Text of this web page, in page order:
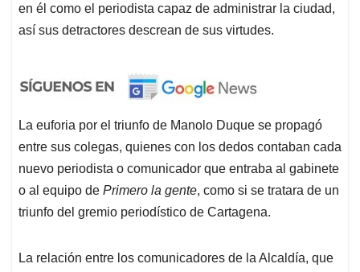
en él como el periodista capaz de administrar la ciudad,
así sus detractores descrean de sus virtudes.
La euforia por el triunfo de Manolo Duque se propagó
entre sus colegas, quienes con los dedos contaban cada
nuevo periodista o comunicador que entraba al gabinete
o al equipo de Primero la gente, como si se tratara de un
triunfo del gremio periodístico de Cartagena.
La relación entre los comunicadores de la Alcaldía, que